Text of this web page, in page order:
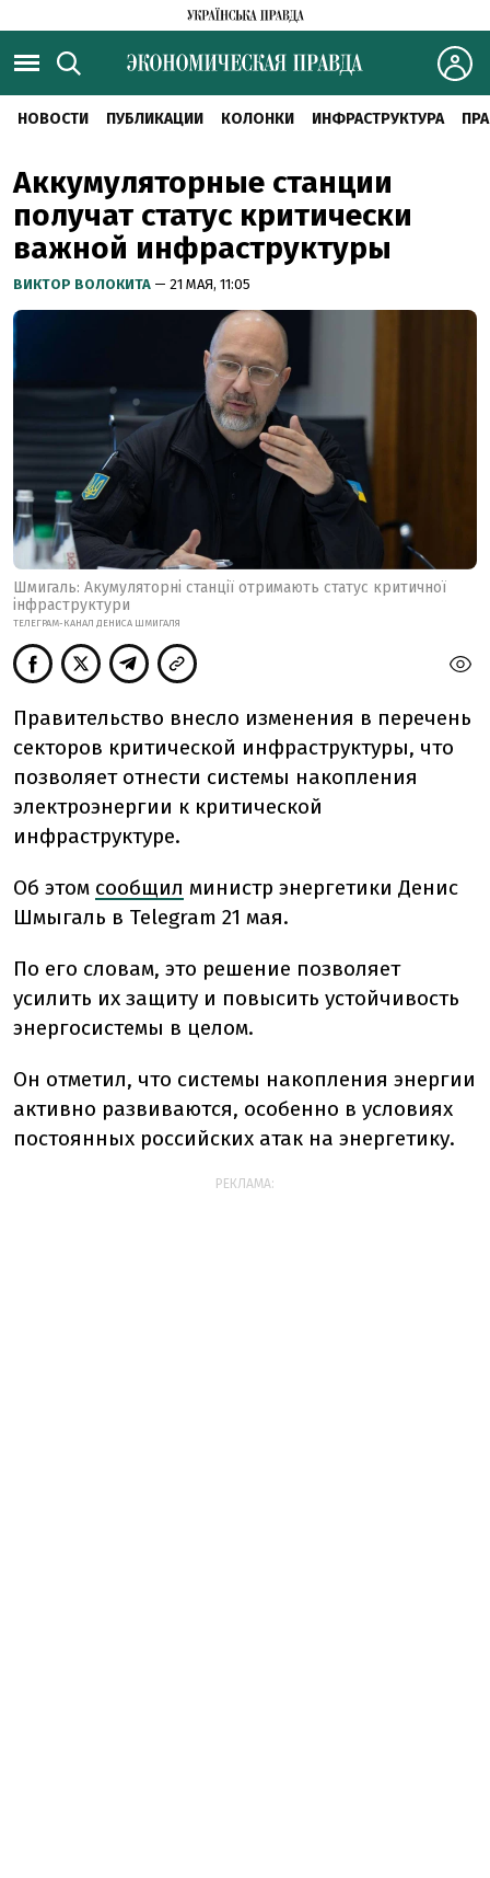
НОВОСТИ ПУБЛИКАЦИИ КОЛОНКИ ИНФРАСТРУКТУРА
Аккумуляторные станции
получат статус критически
важной инфраструктуры
ВИКТОР ВОЛОКИТА — 21 МАЯ, 11:05
Шмигаль: Акумуляторні станції отримають статус критичної
інфраструктури
ТЕЛЕГРАМ-КАНАЛ ДЕНИСА ШМИГАЛЯ
Правительство внесло изменения в перечень
секторов критической инфраструктуры, что
позволяет отнести системы накопления
электроэнергии к критической
инфраструктуре.
Об этом сообщил министр энергетики Денис
Шмыгаль в Telegram 21 мая.
По его словам, это решение позволяет
усилить их защиту и повысить устойчивость
энергосистемы в целом.
Он отметил, что системы накопления энергии
активно развиваются, особенно в условиях
постоянных российских атак на энергетику.
РЕКЛАМА: